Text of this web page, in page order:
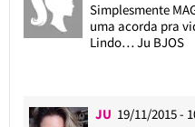
Simplesmente
uma acorda pra
Lindo… Ju BJOS
JU 19/11/2015 -